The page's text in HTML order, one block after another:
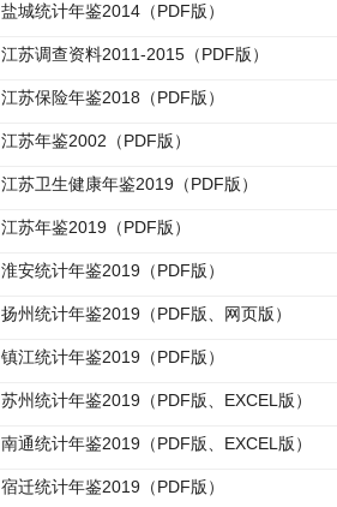
盐城统计年鉴2014（PDF版）
江苏调查资料2011-2015（PDF版）
江苏保险年鉴2018（PDF版）
江苏年鉴2002（PDF版）
江苏卫生健康年鉴2019（PDF版）
江苏年鉴2019（PDF版）
淮安统计年鉴2019（PDF版）
扬州统计年鉴2019（PDF版、网页版）
镇江统计年鉴2019（PDF版）
苏州统计年鉴2019（PDF版、EXCEL版）
南通统计年鉴2019（PDF版、EXCEL版）
宿迁统计年鉴2019（PDF版）